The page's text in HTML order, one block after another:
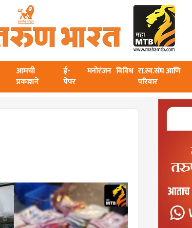
आमची
प्रकाशने
ई-
पेपर
मनोरंजन विविध रा.स्व.संघ आणि
परिवार